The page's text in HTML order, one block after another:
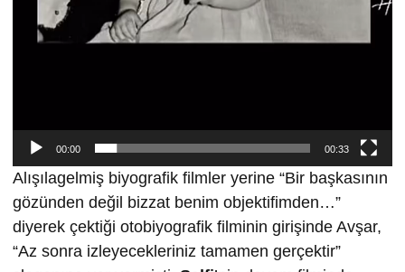
00:00 00:33
Alışılagelmiş biyografik filmler yerine “Bir başkasının
gözünden değil bizzat benim objektifimden…”
diyerek çektiği otobiyografik filminin girişinde Avşar,
“Az sonra izleyecekleriniz tamamen gerçektir”